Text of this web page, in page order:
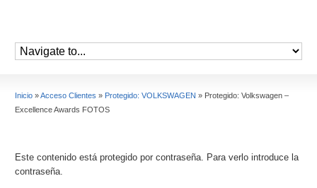
Inicio »Acceso Clientes » Protegido: VOLKSWAGEN » Protegido: Volkswagen –
Excellence Awards FOTOS
Este contenido está protegido por contraseña. Para verlo introduce la
contraseña.